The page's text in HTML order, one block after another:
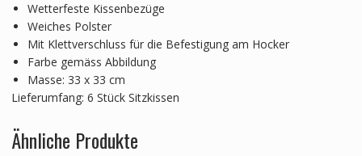
Wetterfeste Kissenbezüge
Weiches Polster
Mit Klettverschluss für die Befestigung am Hocker
Farbe gemäss Abbildung
Masse: 33 x 33 cm
Lieferumfang: 6 Stück Sitzkissen
Ähnliche Produkte